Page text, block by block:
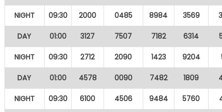
NIGHT 09:30 2000 0485 8984 3569
DAY 01:00 3127 7507 7182 6314
NIGHT 09:30 2712 2090 1423 9204
DAY 01:00 4578 0090 7482 1809
NIGHT 09:30 6100 4506 9484 5760